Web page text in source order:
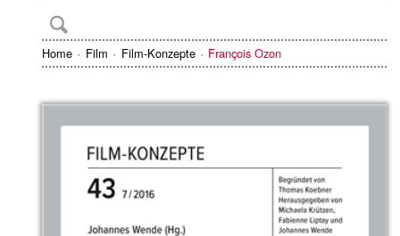
Home Film Film-Konzepte François Ozon